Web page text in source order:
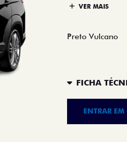
VER MAIS
Preto Vulcano
FICHA
ENTRAR